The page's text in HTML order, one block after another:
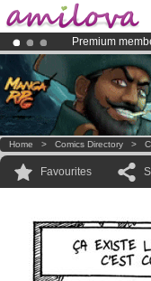
Premium
Already
Amilova
Home > Comics Directory >
Favourites